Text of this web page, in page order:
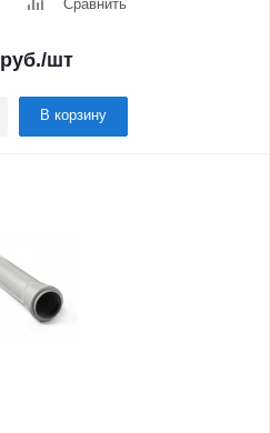
Сравнить
руб./шт
В корзину